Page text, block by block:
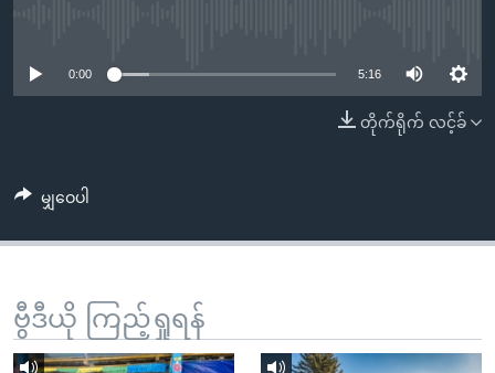
ပင်မ
စာမျက်နှာ
ကျော်
ရန်
ရှာဖွေ
ရန်
ရုပ်ရှင်ထဲက အင်္ဂလိပ်စာ
တီဗွီ
ရေဒီယို/တီဗွီအစီအစဉ်
ဗွီအိုအေ လူမှုကွန်ယက်များ
ဘာသာစကားများ
0:00 5:16
တိုက်ရိုက် လင့်ခ်
မျှဝေပါ
ဗွီဒီယို ကြည့်ရှုရန်